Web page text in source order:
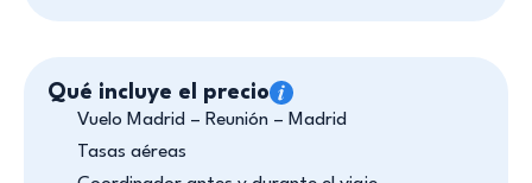
Qué incluye el precio
Vuelo Madrid – Reunión – Madrid
Tasas aéreas